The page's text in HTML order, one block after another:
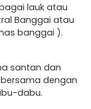
lauk atau
Banggai atau
banggai ).
santan dan
dengan
dabu.